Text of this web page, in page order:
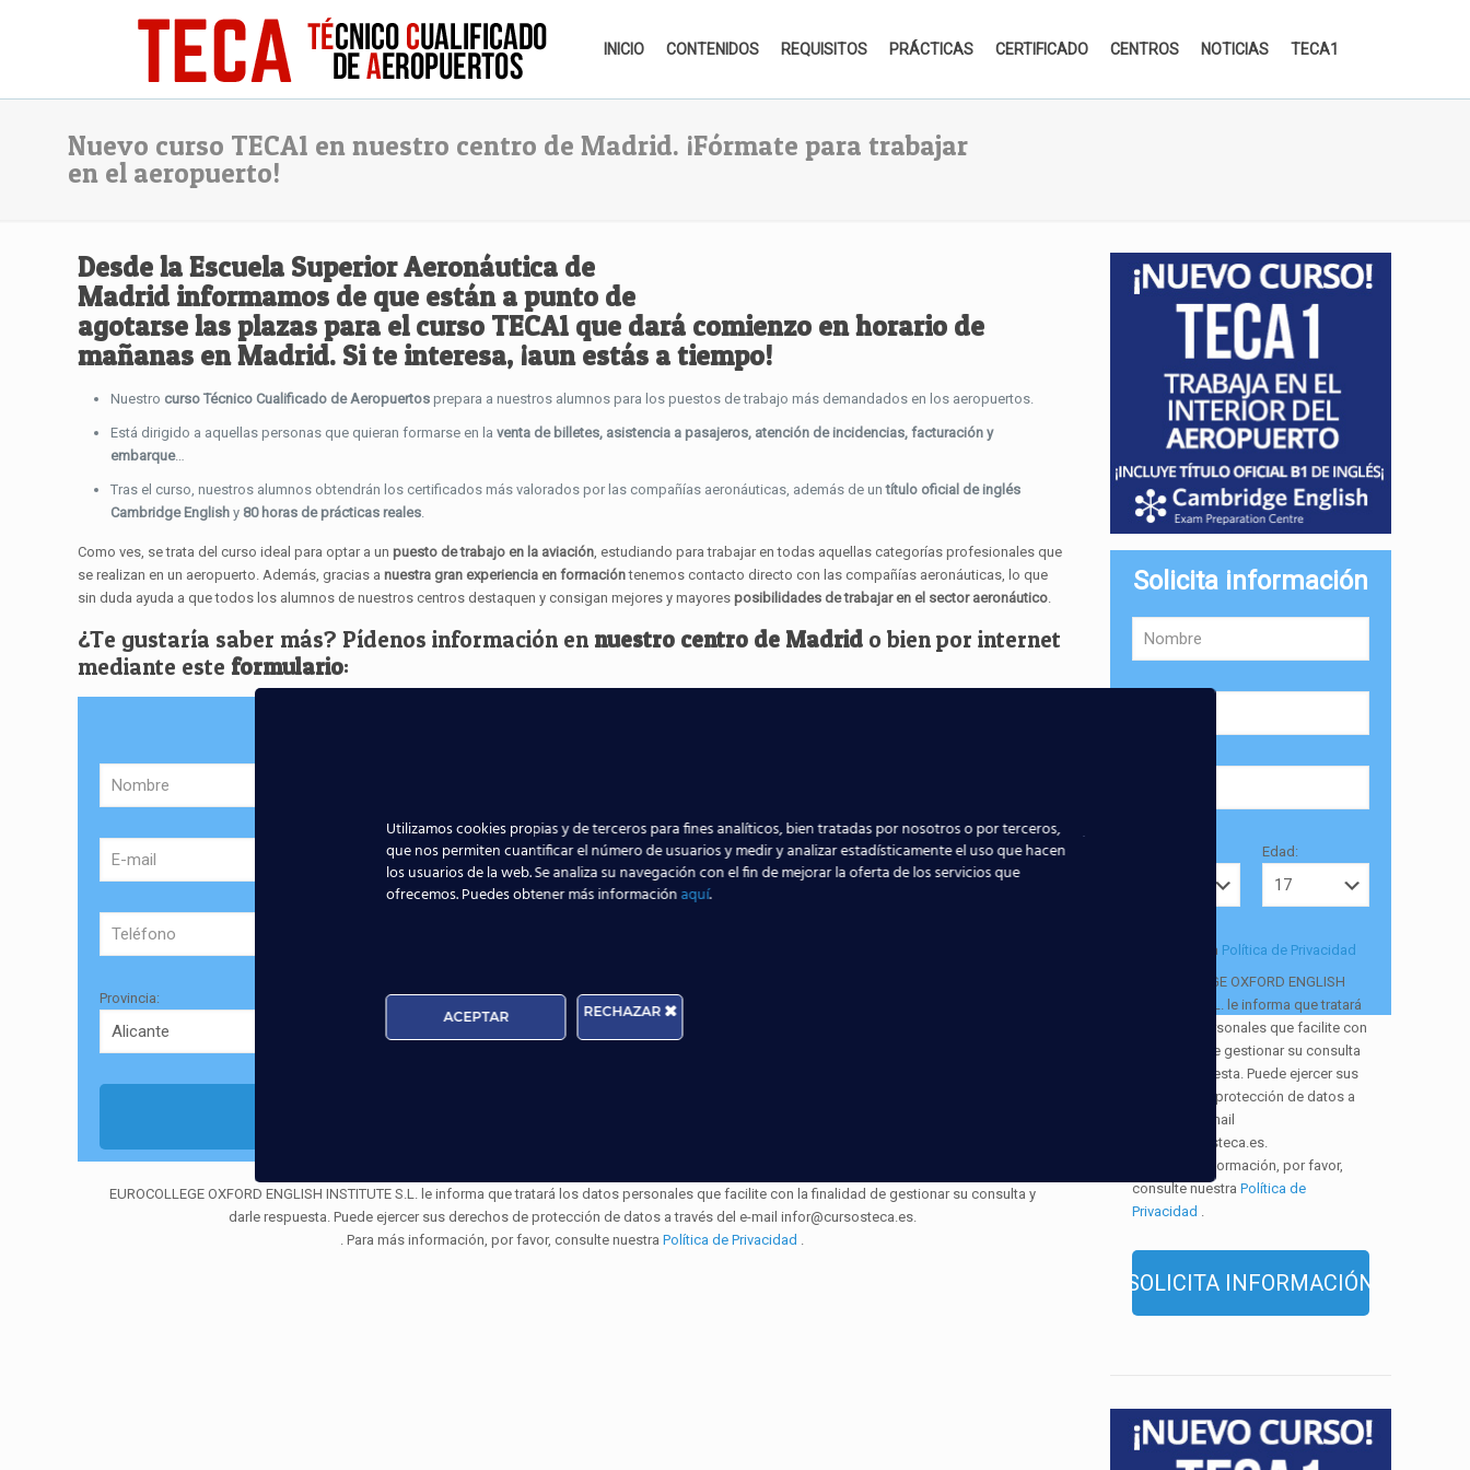
INICIO CONTENIDOS REQUISITOS PRÁCTICAS CERTIFICADO CENTROS NOTICIAS TECA1
Nuevo curso TECA1 en nuestro centro de Madrid. ¡Fórmate para trabajar
en el aeropuerto!
Desde la Escuela Superior Aeronáutica de
Madrid informamos de que están a punto de
agotarse las plazas para el curso TECA1 que dará comienzo en horario de
mañanas en Madrid. Si te interesa, ¡aun estás a tiempo!
Nuestro curso Técnico Cualificado de Aeropuertos prepara a nuestros alumnos para los puestos de trabajo más demandados en los aeropuertos.
Está dirigido a aquellas personas que quieran formarse en laventa de billetes, asistencia a pasajeros, atención de incidencias, facturación y
embarque…
Tras el curso, nuestros alumnos obtendrán los certificados más valorados por las compañías aeronáuticas, además de un título oficial de inglés
Cambridge English y 80 horas de prácticas reales.
Como ves, se trata del curso ideal para optar a unpuesto de trabajo en la aviación, estudiando para trabajar en todas aquellas categorías profesionales que
se realizan en un aeropuerto. Además, gracias anuestra gran experiencia en formacióntenemos contacto directo con las compañías aeronáuticas, lo que
sin duda ayuda a que todos los alumnos de nuestros centros destaquen y consigan mejores y mayores posibilidades de trabajar en el sector aeronáutico.
¿Te gustaría saber más? Pídenos información en nuestro centro de Madrid o bien por internet
mediante este formulario:
Provincia: Edad:
EUROCOLLEGE OXFORD ENGLISH INSTITUTE S.L. le informa que tratará los datos personales que facilite con la finalidad de gestionar su consulta y
darle respuesta. Puede ejercer sus derechos de protección de datos a través del e-mail infor@cursosteca.es.
. Para más información, por favor, consulte nuestraPolítica de Privacidad .
Solicita información
Edad:
Acepto la Política de Privacidad
EUROCOLLEGE OXFORD ENGLISH
INSTITUTE S.L. le informa que tratará
los datos personales que facilite con
la finalidad de gestionar su consulta
y darle respuesta. Puede ejercer sus
derechos de protección de datos a
través del e-mail
infor@cursosteca.es.
. Para más información, por favor,
consulte nuestraPolítica de
Privacidad
Utilizamos cookies propias y de terceros para fines analíticos, bien tratadas por nosotros o por terceros,
que nos permiten cuantificar el número de usuarios y medir y analizar estadísticamente el uso que hacen
los usuarios de la web. Se analiza su navegación con el fin de mejorar la oferta de los servicios que
ofrecemos. Puedes obtener más informaciónaquí.
ACEPTAR RECHAZAR